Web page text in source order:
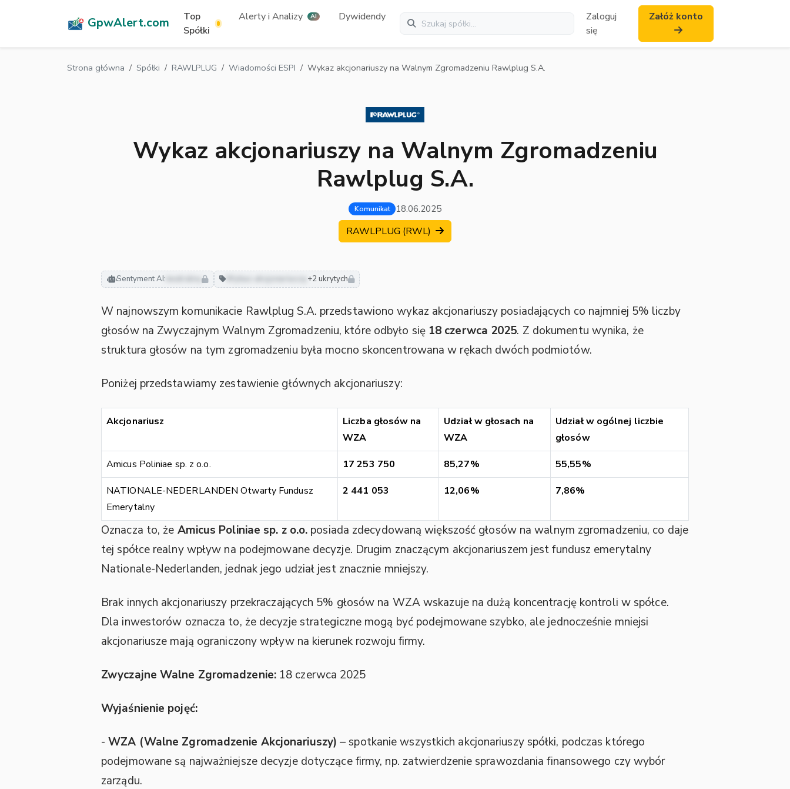
GpwAlert.com
Top
Spółki
Alerty i Analizy AI Dywidendy
Zaloguj
się
Załóż konto
Strona główna Spółki RAWLPLUG Wiadomości ESPI Wykaz akcjonariuszy na Walnym Zgromadzeniu Rawlplug S.A.
Wykaz akcjonariuszy na Walnym Zgromadzeniu
Rawlplug S.A.
Komunikat 18.06.2025
RAWLPLUG (RWL)
Sentyment AI: neutralny +2 ukrytych
W najnowszym komunikacie Rawlplug S.A. przedstawiono wykaz akcjonariuszy posiadających co najmniej 5% liczby
głosów na Zwyczajnym Walnym Zgromadzeniu, które odbyło się 18 czerwca 2025. Z dokumentu wynika, że
struktura głosów na tym zgromadzeniu była mocno skoncentrowana w rękach dwóch podmiotów.
Poniżej przedstawiamy zestawienie głównych akcjonariuszy:
Akcjonariusz
Liczba głosów na
WZA
Udział w głosach na
WZA
Udział w ogólnej liczbie
głosów
Amicus Poliniae sp. z o.o. 17 253 750 85,27% 55,55%
NATIONALE-NEDERLANDEN Otwarty Fundusz
Emerytalny
2 441 053 12,06% 7,86%
Oznacza to, że Amicus Poliniae sp. z o.o. posiada zdecydowaną większość głosów na walnym zgromadzeniu, co daje
tej spółce realny wpływ na podejmowane decyzje. Drugim znaczącym akcjonariuszem jest fundusz emerytalny
Nationale-Nederlanden, jednak jego udział jest znacznie mniejszy.
Brak innych akcjonariuszy przekraczających 5% głosów na WZA wskazuje na dużą koncentrację kontroli w spółce.
Dla inwestorów oznacza to, że decyzje strategiczne mogą być podejmowane szybko, ale jednocześnie mniejsi
akcjonariusze mają ograniczony wpływ na kierunek rozwoju firmy.
Zwyczajne Walne Zgromadzenie:18 czerwca 2025
Wyjaśnienie pojęć:
-WZA (Walne Zgromadzenie Akcjonariuszy) – spotkanie wszystkich akcjonariuszy spółki, podczas którego
podejmowane są najważniejsze decyzje dotyczące firmy, np. zatwierdzenie sprawozdania finansowego czy wybór
zarządu.